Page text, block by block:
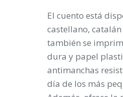
El cuento está
castellano,
también se
dura y papel
antimanchas
día de los más